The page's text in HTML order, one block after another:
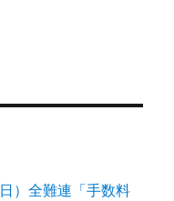
）全難連「手数料